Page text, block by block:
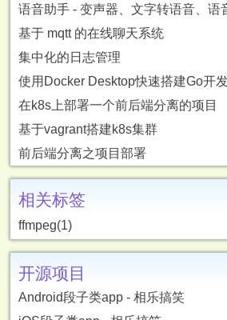
语音助手 - 变声器、文字转语音、语
基于 mqtt 的在线聊天系统
集中化的日志管理
使用Docker Desktop快速搭建Go开
在k8s上部署一个前后端分离的项目
基于vagrant搭建k8s集群
前后端分离之项目部署
相关标签
ffmpeg(1)
开源项目
Android段子类app - 相乐搞笑